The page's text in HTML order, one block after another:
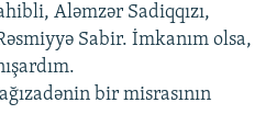
Aləmzər Sadiqqızı,
Sabir. İmkanım olsa,
bir misrasının